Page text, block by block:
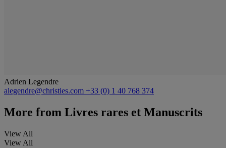
Adrien Legendre
alegendre@christies.com +33 (0) 1 40 768 374
More from Livres rares et Manuscrits
View All
View All